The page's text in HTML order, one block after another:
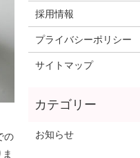
の
採用情報
プライバシーポリシー
サイトマップ
お知らせ